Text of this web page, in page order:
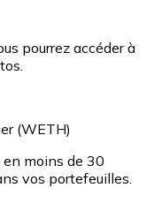
pourrez accéder à
(WETH)
moins de 30
vos portefeuilles.